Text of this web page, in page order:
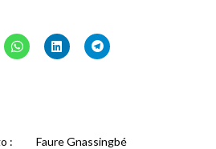
Cliquez
pour
Cliquez
pour
Cliquez
pour
:
Faure Gnassingbé